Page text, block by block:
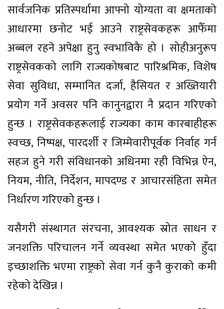
सार्वजनिक प्रतिस्पर्धामा आफ्नो योग्यता वा क्षमताको
आधारमा छनोट भई आउने राष्ट्रसेवकहरू आफैँमा
अब्बल रहने अपेक्षा हुनु स्वभाविकै हो । सोहीअनुरूप
राष्ट्रसेवकको लागि राज्यकोषबाट पारिश्रमिक, विशेष
सेवा सुविधा, सम्मानित दर्जा, हैसियत र अख्तियारी
प्रयोग गर्ने अवसर पनि कानुनद्वारा नै प्रदान गरिएको
हुन्छ । राष्ट्रसेवकहरूलाई राज्यका काम कारबाहीहरू
स्वच्छ, निष्पक्ष, पारदर्शी र जिम्मेवारीपूर्वक निर्वाह गर्न
सहज हुने गरी संविधानको अधिनमा रही विभिन्न ऐन,
नियम, नीति, निर्देशन, मापदण्ड र आचारसंहिता समेत
निर्धारण गरिएको हुन्छ ।
यसैगरी संस्थागत संरचना, आवश्यक स्रोत साधन र
जनशक्ति परिचालन गर्ने व्यवस्था समेत भएको हुँदा
इच्छाशक्ति भएमा राष्ट्रको सेवा गर्न कुनै कुराको कमी
रहेको देखिन्न ।